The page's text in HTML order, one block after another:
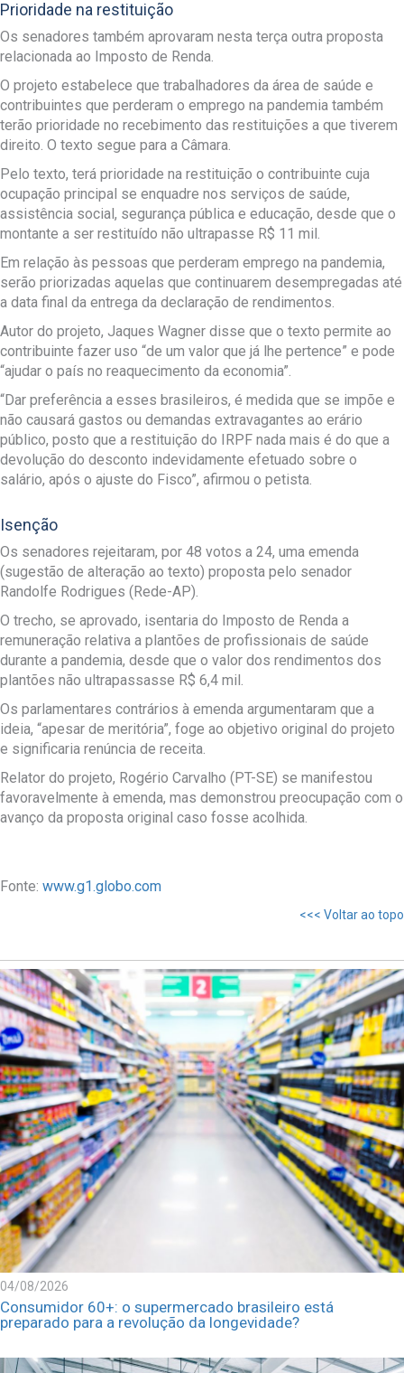
Prioridade na restituição
Os senadores também aprovaram nesta terça outra proposta
relacionada ao Imposto de Renda.
O projeto estabelece que trabalhadores da área de saúde e
contribuintes que perderam o emprego na pandemia também
terão prioridade no recebimento das restituições a que tiverem
direito. O texto segue para a Câmara.
Pelo texto, terá prioridade na restituição o contribuinte cuja
ocupação principal se enquadre nos serviços de saúde,
assistência social, segurança pública e educação, desde que o
montante a ser restituído não ultrapasse R$ 11 mil.
Em relação às pessoas que perderam emprego na pandemia,
serão priorizadas aquelas que continuarem desempregadas até
a data final da entrega da declaração de rendimentos.
Autor do projeto, Jaques Wagner disse que o texto permite ao
contribuinte fazer uso “de um valor que já lhe pertence” e pode
“ajudar o país no reaquecimento da economia”.
“Dar preferência a esses brasileiros, é medida que se impõe e
não causará gastos ou demandas extravagantes ao erário
público, posto que a restituição do IRPF nada mais é do que a
devolução do desconto indevidamente efetuado sobre o
salário, após o ajuste do Fisco”, afirmou o petista.
Isenção
Os senadores rejeitaram, por 48 votos a 24, uma emenda
(sugestão de alteração ao texto) proposta pelo senador
Randolfe Rodrigues (Rede-AP).
O trecho, se aprovado, isentaria do Imposto de Renda a
remuneração relativa a plantões de profissionais de saúde
durante a pandemia, desde que o valor dos rendimentos dos
plantões não ultrapassasse R$ 6,4 mil.
Os parlamentares contrários à emenda argumentaram que a
ideia, “apesar de meritória”, foge ao objetivo original do projeto
e significaria renúncia de receita.
Relator do projeto, Rogério Carvalho (PT-SE) se manifestou
favoravelmente à emenda, mas demonstrou preocupação com o
avanço da proposta original caso fosse acolhida.
Fonte: www.g1.globo.com
<<< Voltar ao topo
04/08/2026
Consumidor 60+: o supermercado brasileiro está
preparado para a revolução da longevidade?